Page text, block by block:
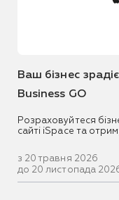
Ваш бізнес
Business GO
Розраховуйтеся
сайті iSpace та
з 20 травня 2026
до 20 листопада